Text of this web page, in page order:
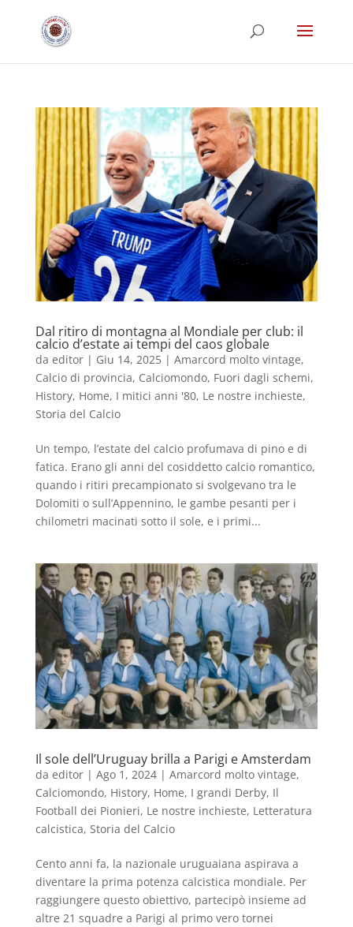
Dal ritiro di montagna al Mondiale per club: il
calcio d’estate ai tempi del caos globale
da editor| Giu 14, 2025| Amarcord molto vintage,
Calcio di provincia, Calciomondo, Fuori dagli schemi,
History, Home, I mitici anni '80, Le nostre inchieste,
Storia del Calcio
Un tempo, l’estate del calcio profumava di pino e di
fatica. Erano gli anni del cosiddetto calcio romantico,
quando i ritiri precampionato si svolgevano tra le
Dolomiti o sull’Appennino, le gambe pesanti per i
chilometri macinati sotto il sole, e i primi...
Il sole dell’Uruguay brilla a Parigi e Amsterdam
da editor| Ago 1, 2024| Amarcord molto vintage,
Calciomondo, History, Home, I grandi Derby, Il
Football dei Pionieri, Le nostre inchieste, Letteratura
calcistica, Storia del Calcio
Cento anni fa, la nazionale uruguaiana aspirava a
diventare la prima potenza calcistica mondiale. Per
raggiungere questo obiettivo, partecipò insieme ad
altre 21 squadre a Parigi al primo vero tornei